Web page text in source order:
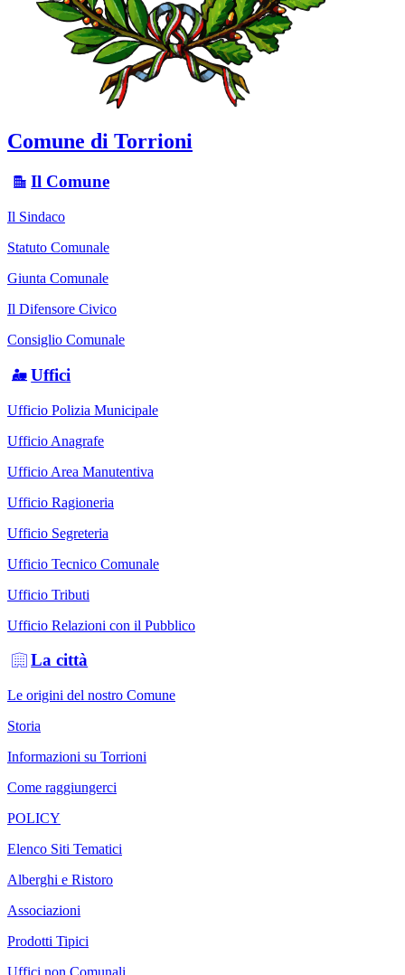
Comune di Torrioni
Il Comune
Il Sindaco
Statuto Comunale
Giunta Comunale
Il Difensore Civico
Consiglio Comunale
Uffici
Ufficio Polizia Municipale
Ufficio Anagrafe
Ufficio Area Manutentiva
Ufficio Ragioneria
Ufficio Segreteria
Ufficio Tecnico Comunale
Ufficio Tributi
Ufficio Relazioni con il Pubblico
La città
Le origini del nostro Comune
Storia
Informazioni su Torrioni
Come raggiungerci
POLICY
Elenco Siti Tematici
Alberghi e Ristoro
Associazioni
Prodotti Tipici
Uffici non Comunali